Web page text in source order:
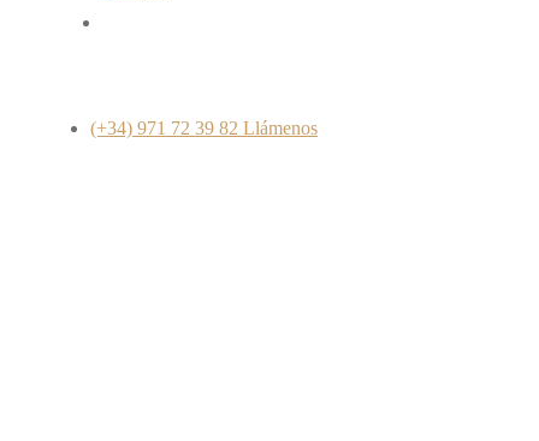
(+34) 971 72 39 82 Llámenos